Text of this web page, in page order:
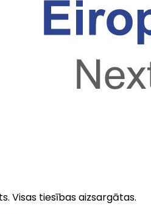
. Visas tiesības aizsargātas.